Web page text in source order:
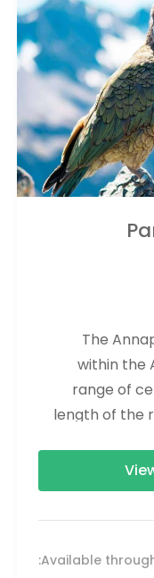
The
within the
range of
length of the
Available